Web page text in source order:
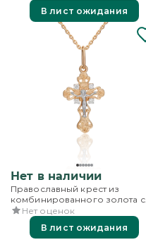
В лист ожидания
Нет в наличии
Православный крест из
комбинированного золота с
бриллиантами
Нет оценок
В лист ожидания